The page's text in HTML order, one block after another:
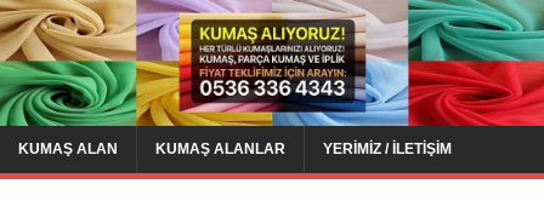
KUMAŞ ALAN KUMAŞ ALANLAR YERIMIZ / İLETIŞIM